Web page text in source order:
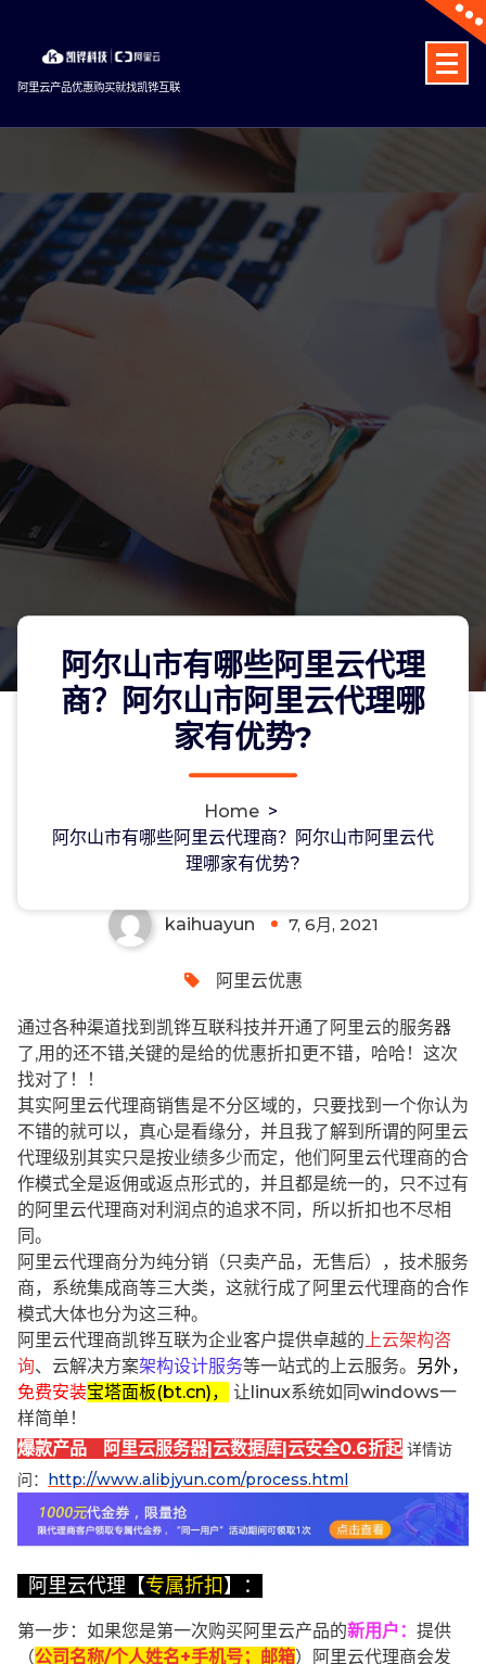
content
阿里云产品优惠购买就找凯铧互联
阿尔山市有哪些阿里云代理
商？阿尔山市阿里云代理哪
家有优势?
Home >
阿尔山市有哪些阿里云代理商？阿尔山市阿里云代
理哪家有优势?
市阿里云代理哪家有优势?
kaihuayun 7, 6月, 2021
阿里云优惠
通过各种渠道找到凯铧互联科技并开通了阿里云的服务器
了,用的还不错,关键的是给的优惠折扣更不错，哈哈！这次
找对了！！
其实阿里云代理商销售是不分区域的，只要找到一个你认为
不错的就可以，真心是看缘分，并且我了解到所谓的阿里云
代理级别其实只是按业绩多少而定，他们阿里云代理商的合
作模式全是返佣或返点形式的，并且都是统一的，只不过有
的阿里云代理商对利润点的追求不同，所以折扣也不尽相
同。
阿里云代理商分为纯分销（只卖产品，无售后），技术服务
商，系统集成商等三大类，这就行成了阿里云代理商的合作
模式大体也分为这三种。
阿里云代理商凯铧互联为企业客户提供卓越的 上云架构咨
询、云解决方案架构设计服务等一站式的上云服务。 另外，
免费安装宝塔面板(bt.cn)，
让linux系统如同windows一
样简单！
爆款产品 阿里云服务器|云数据库|云安全0.6折起 详情访
问： http://www.alibjyun.com/process.html
阿里云代理【专属折扣】：
第一步：如果您是第一次购买阿里云产品的新用户 ： 提供
（公司名称/个人姓名+手机号；邮箱）阿里云代理商会发